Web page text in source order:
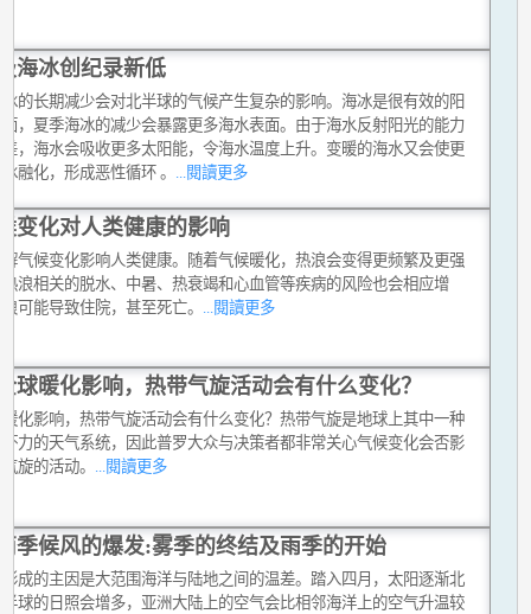
海冰创纪录新低
的长期减少会对北半球的气候产生复杂的影响。海冰是很有效的阳
，夏季海冰的减少会暴露更多海水表面。由于海水反射阳光的能力
，海水会吸收更多太阳能，令海水温度上升。变暖的海水又会使更
融化，形成恶性循环 。
...閱讀更多
变化对人类健康的影响
气候变化影响人类健康。随着气候暖化，热浪会变得更频繁及更强
浪相关的脱水、中暑、热衰竭和心血管等疾病的风险也会相应增
可能导致住院，甚至死亡。
...閱讀更多
球暖化影响，热带气旋活动会有什么变化？
化影响，热带气旋活动会有什么变化？热带气旋是地球上其中一种
力的天气系统，因此普罗大众与决策者都非常关心气候变化会否影
旋的活动。 ...閱讀更多
季候风的爆发:雾季的终结及雨季的开始
成的主因是大范围海洋与陆地之间的温差。踏入四月，太阳逐渐北
球的日照会增多，亚洲大陆上的空气会比相邻海洋上的空气升温较